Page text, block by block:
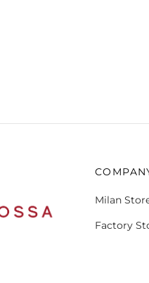
Milan
Factory